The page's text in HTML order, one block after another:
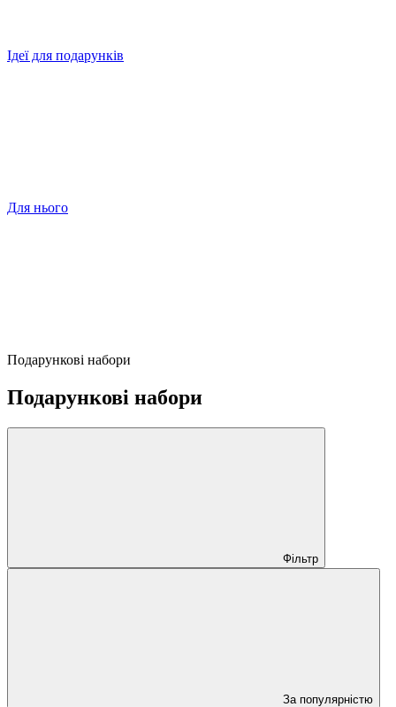
Ідеї для подарунків
Для нього
Подарункові набори
Подарункові набори
Фільтр
За популярністю